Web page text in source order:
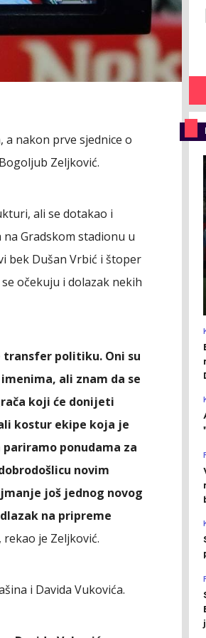
a nakon prve sjednice o
Zeljković.
ali se dotakao i
Gradskom stadionu u
bek Dušan Vrbić i štoper
očekuju i dolazak nekih
transfer politiku. Oni su
ali znam da se
koji će donijeti
kostur ekipe koja je
ponudama za
novim
još jednog novog
na pripreme
, rekao je Zeljković.
i Davida Vukovića.